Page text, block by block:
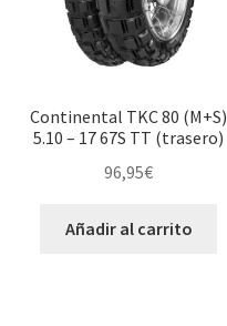
Continental TKC 80 (M+S)
5.10 – 17 67S TT (trasero)
96,95€
Añadir al carrito